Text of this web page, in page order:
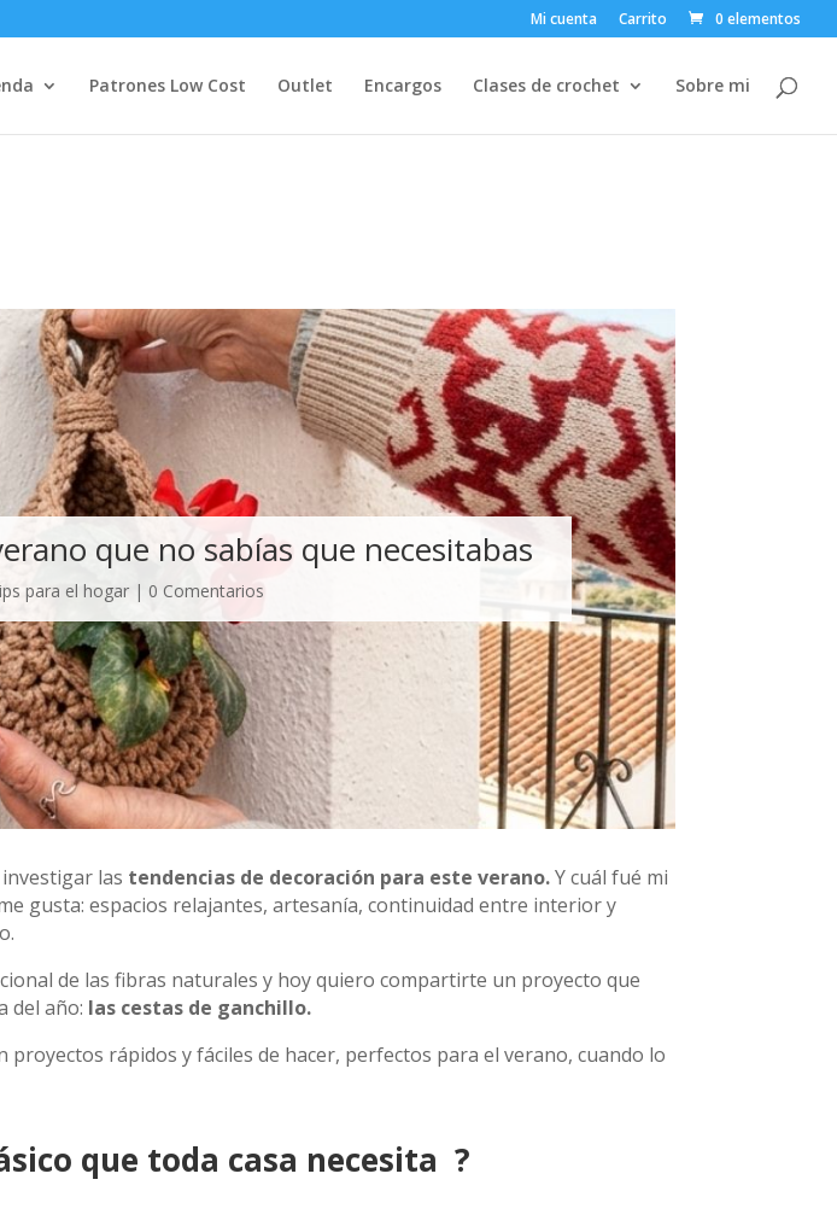
Mi cuenta Carrito 0 elementos
Patrones Low Cost Outlet Encargos Clases de crochet Sobre mi
que no sabías que necesitabas
para el hogar | 0 Comentarios
las tendencias de decoración para este verano.Y cuál fué mi
gusta: espacios relajantes, artesanía, continuidad entre interior y
de las fibras naturales y hoy quiero compartirte un proyecto que
del año: las cestas de ganchillo.
rápidos y fáciles de hacer, perfectos para el verano, cuando lo
que toda casa necesita ?